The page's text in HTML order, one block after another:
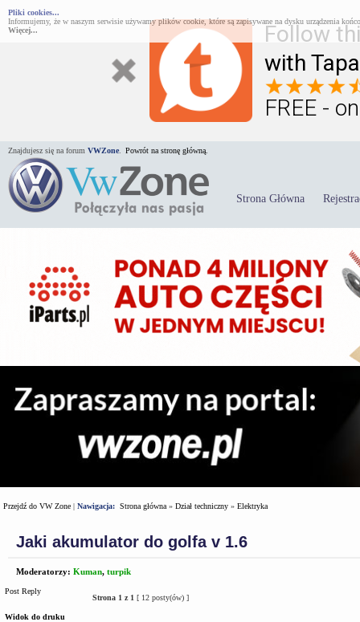
Follow
with
FREE -
Pliki cookies...
Informujemy, że w naszym serwisie używamy plików cookie, które są zapisywane na dysku urządzenia
Więcej...
Znajdujesz się na forum VWZone Powrót na stronę główną.
Strona Główna
Przejdź do VW Zone | Nawigacja: Strona główna » Dział techniczny » Elektryka
Jaki akumulator do golfa v 1.6
Moderatorzy: Kuman, turpik
Post Reply
Strona 1 z 1 [ 12 posty(ów) ]
Widok do druku